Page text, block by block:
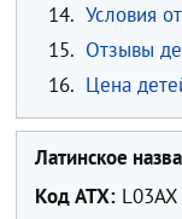
14. Условия
15. Отзывы
16. Цена
Латинское
Код ATX: L03AX